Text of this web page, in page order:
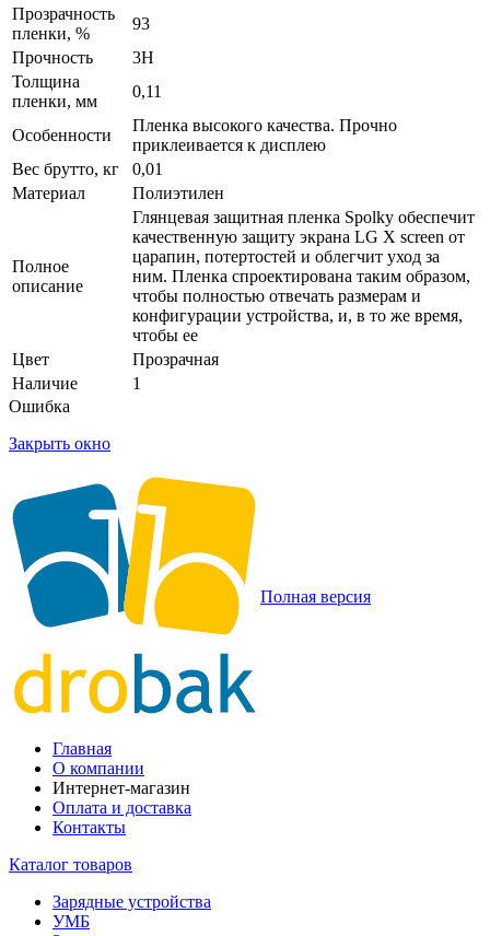
Прозрачность
пленки, %
93
Прочность
3H
Толщина
пленки, мм
0,11
Особенности
Пленка высокого качества. Прочно
приклеивается к дисплею
Вес брутто, кг
0,01
Материал
Полиэтилен
Полное
описание
Глянцевая защитная пленка Spolky обеспечит
качественную защиту экрана LG X screen от
царапин, потертостей и облегчит уход за
ним. Пленка спроектирована таким образом,
чтобы полностью отвечать размерам и
конфигурации устройства, и, в то же время,
чтобы ее
Цвет
Прозрачная
Наличие
1
Ошибка
Закрыть окно
Полная версия
Главная
О компании
Интернет-магазин
Оплата и доставка
Контакты
Каталог товаров
Зарядные устройства
УМБ